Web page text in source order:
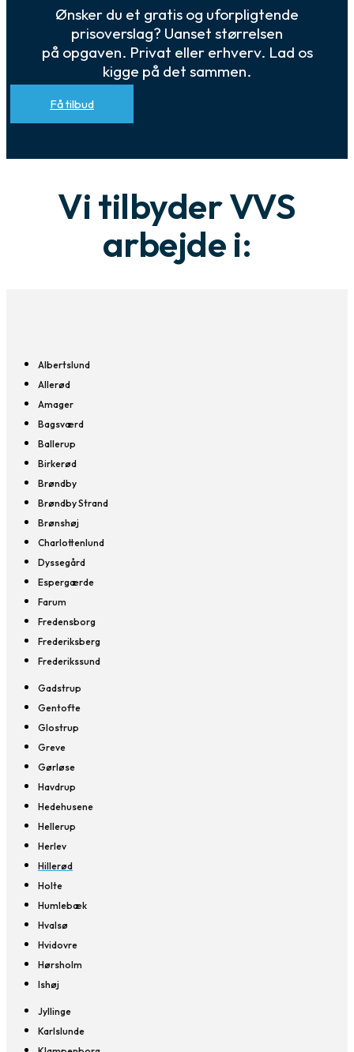
Ønsker du et gratis og uforpligtende
prisoverslag? Uanset størrelsen
på opgaven. Privat eller erhverv. Lad os
kigge på det sammen.
Få tilbud
Vi tilbyder VVS
arbejde i:
Albertslund
Allerød
Amager
Bagsværd
Ballerup
Birkerød
Brøndby
Brøndby Strand
Brønshøj
Charlottenlund
Dyssegård
Espergærde
Farum
Fredensborg
Frederiksberg
Frederikssund
Gadstrup
Gentofte
Glostrup
Greve
Gørløse
Havdrup
Hedehusene
Hellerup
Herlev
Hillerød
Holte
Humlebæk
Hvalsø
Hvidovre
Hørsholm
Ishøj
Jyllinge
Karlslunde